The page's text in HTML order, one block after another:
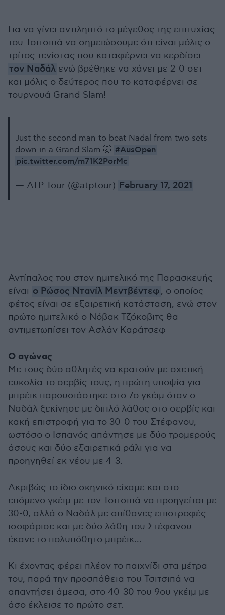
Για να γίνει αντιληπτό το μέγεθος της επιτυχίας
του Τσιτσιπά να σημειώσουμε ότι είναι μόλις ο
τρίτος τενίστας που καταφέρνει να κερδίσει
τον Ναδάλ ενώ βρέθηκε να χάνει με 2-0 σετ
και μόλις ο δεύτερος που το καταφέρνει σε
τουρνουά Grand Slam!
Just the second man to beat Nadal from two sets
down in a Grand Slam 🤯 #AusOpen
pic.twitter.com/m71K2PorMc
— ATP Tour (@atptour) February 17, 2021
Αντίπαλος του στον ημιτελικό της Παρασκευής
είναι ο Ρώσος Ντανίλ Μεντβέντεφ, ο οποίος
φέτος είναι σε εξαιρετική κατάσταση, ενώ στον
πρώτο ημιτελικό ο Νόβακ Τζόκοβιτς θα
αντιμετωπίσει τον Ασλάν Καράτσεφ
Ο αγώνας
Με τους δύο αθλητές να κρατούν με σχετική
ευκολία το σερβίς τους, η πρώτη υποψία για
μπρέικ παρουσιάστηκε στο 7ο γκέιμ όταν ο
Ναδάλ ξεκίνησε με διπλό λάθος στο σερβίς και
κακή επιστροφή για το 30-0 του Στέφανου,
ωστόσο ο Ισπανός απάντησε με δύο τρομερούς
άσους και δύο εξαιρετικά ράλι για να
προηγηθεί εκ νέου με 4-3.
Ακριβώς το ίδιο σκηνικό είχαμε και στο
επόμενο γκέιμ με τον Τσιτσιπά να προηγείται με
30-0, αλλά ο Ναδάλ με απίθανες επιστροφές
ισοφάρισε και με δύο λάθη του Στέφανου
έκανε το πολυπόθητο μπρέικ...
Κι έχοντας φέρει πλέον το παιχνίδι στα μέτρα
του, παρά την προσπάθεια του Τσιτσιπά να
απαντήσει άμεσα, στο 40-30 του 9ου γκέιμ με
άσο έκλεισε το πρώτο σετ.